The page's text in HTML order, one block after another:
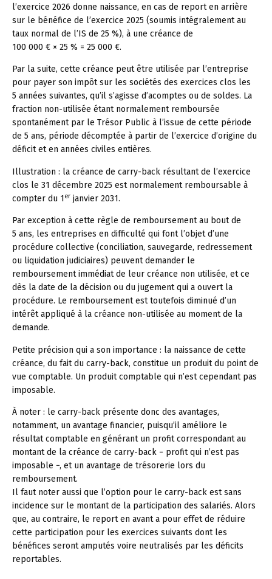
l’exercice 2026 donne naissance, en cas de report en arrière
sur le bénéfice de l’exercice 2025 (soumis intégralement au
taux normal de l’IS de 25 %), à une créance de
100 000 € × 25 % = 25 000 €.
Par la suite, cette créance peut être utilisée par l’entreprise
pour payer son impôt sur les sociétés des exercices clos les
5 années suivantes, qu’il s’agisse d’acomptes ou de soldes. La
fraction non-utilisée étant normalement remboursée
spontanément par le Trésor Public à l’issue de cette période
de 5 ans, période décomptée à partir de l’exercice d’origine du
déficit et en années civiles entières.
Illustration : la créance de carry-back résultant de l’exercice
clos le 31 décembre 2025 est normalement remboursable à
compter du 1er janvier 2031.
Par exception à cette règle de remboursement au bout de
5 ans, les entreprises en difficulté qui font l’objet d’une
procédure collective (conciliation, sauvegarde, redressement
ou liquidation judiciaires) peuvent demander le
remboursement immédiat de leur créance non utilisée, et ce
dès la date de la décision ou du jugement qui a ouvert la
procédure. Le remboursement est toutefois diminué d’un
intérêt appliqué à la créance non-utilisée au moment de la
demande.
Petite précision qui a son importance : la naissance de cette
créance, du fait du carry-back, constitue un produit du point de
vue comptable. Un produit comptable qui n’est cependant pas
imposable.
À noter : le carry-back présente donc des avantages,
notamment, un avantage financier, puisqu’il améliore le
résultat comptable en générant un profit correspondant au
montant de la créance de carry-back − profit qui n’est pas
imposable −, et un avantage de trésorerie lors du
remboursement.
Il faut noter aussi que l’option pour le carry-back est sans
incidence sur le montant de la participation des salariés. Alors
que, au contraire, le report en avant a pour effet de réduire
cette participation pour les exercices suivants dont les
bénéfices seront amputés voire neutralisés par les déficits
reportables.